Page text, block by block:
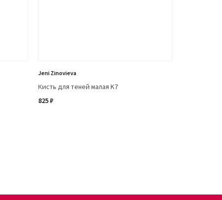
Jeni Zinovieva
Кисть для теней малая K7
825 ₽